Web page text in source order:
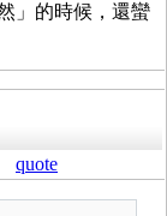
」的時候，還蠻
quote